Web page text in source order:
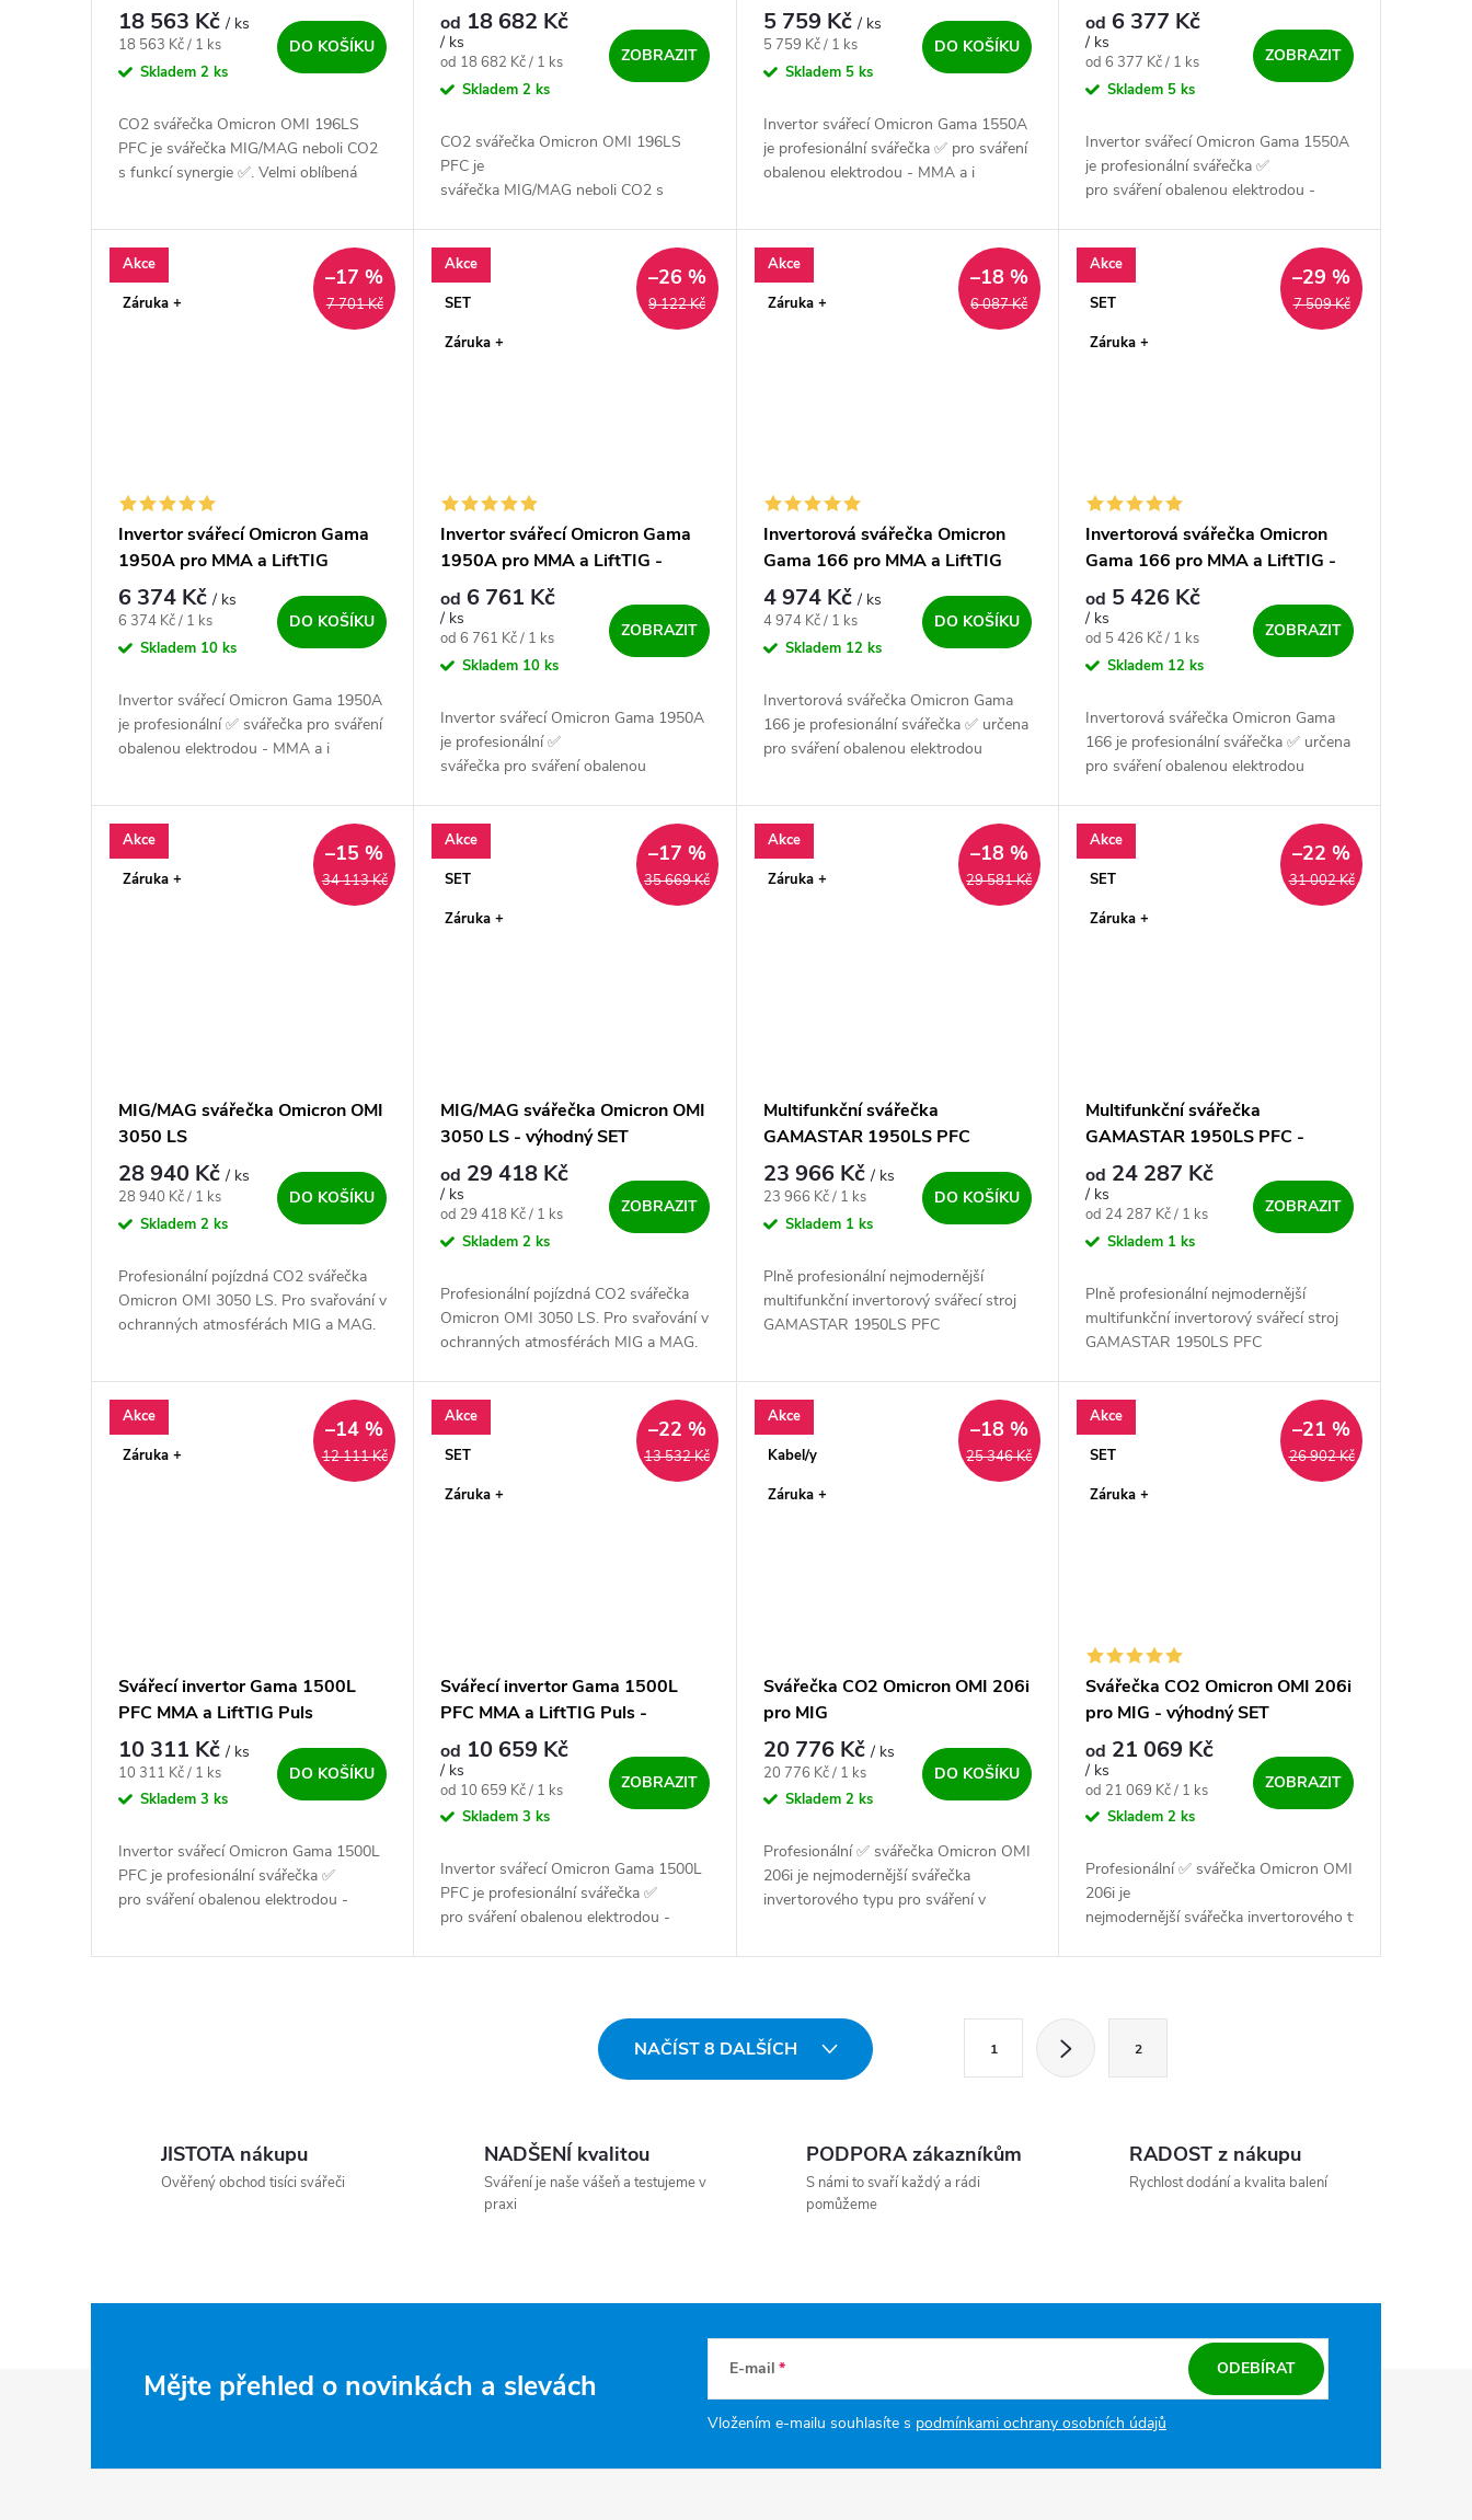
18 563 Kč/ ks
Měrná cena:
18 563 Kč / 1 ks
Skladem 2 ks
DO KOŠÍKU
CO2 svářečka Omicron OMI 196LS
PFC je svářečka MIG/MAG neboli CO2
s funkcí synergie ✅. Velmi oblíbená
Vysoce...
výhodný SET
od 18 682 Kč
/ ks
Měrná cena:
od 18 682 Kč / 1 ks
Skladem2 ks
ZOBRAZIT
CO2 svářečka Omicron OMI 196LS
PFC je
svářečka MIG/MAG neboli CO2 s
domácnosti a lehkou výrobu
✅. Vysoce...
5 759 Kč/ ks
Měrná cena:
5 759 Kč / 1 ks
Skladem 5 ks
DO KOŠÍKU
Invertor svářecí Omicron Gama 1550A
je profesionální svářečka ✅ pro sváření
obalenou elektrodou - MMA a i
výhodný SET
od 6 377 Kč
/ ks
Měrná cena:
od 6 377 Kč / 1 ks
Skladem 5 ks
ZOBRAZIT
Invertor svářecí Omicron Gama 1550A
je profesionální svářečka ✅
pro sváření obalenou elektrodou -
všechny...
Akce
Záruka +
7 701 Kč
–17 %
Invertor svářecí Omicron Gama
1950A pro MMA a LiftTIG
6 374 Kč/ ks
Měrná cena:
6 374 Kč / 1 ks
Skladem 10 ks
DO KOŠÍKU
Invertor svářecí Omicron Gama 1950A
je profesionální ✅ svářečka pro sváření
obalenou elektrodou - MMA a i
Akce
SET
Záruka +
9 122 Kč
–26 %
Invertor svářecí Omicron Gama
1950A pro MMA a LiftTIG -
výhodný SET
od 6 761 Kč
/ ks
Měrná cena:
od 6 761 Kč / 1 ks
Skladem 10 ks
ZOBRAZIT
Invertor svářecí Omicron Gama 1950A
je profesionální ✅
svářečka pro sváření obalenou
vysoce spolehlivý zdroj pro...
Akce
Záruka +
6 087 Kč
–18 %
Invertorová svářečka Omicron
Gama 166 pro MMA a LiftTIG
4 974 Kč/ ks
Měrná cena:
4 974 Kč / 1 ks
Skladem 12 ks
DO KOŠÍKU
Invertorová svářečka Omicron Gama
166 je profesionální svářečka ✅ určena
pro sváření obalenou elektrodou
Akce
SET
Záruka +
7 509 Kč
–29 %
Invertorová svářečka Omicron
Gama 166 pro MMA a LiftTIG -
výhodný SET
od 5 426 Kč
/ ks
Měrná cena:
od 5 426 Kč / 1 ks
Skladem 12 ks
ZOBRAZIT
Invertorová svářečka Omicron Gama
166 je profesionální svářečka ✅ určena
pro sváření obalenou elektrodou
Akce
Záruka +
34 113 Kč
–15 %
MIG/MAG svářečka Omicron OMI
3050 LS
28 940 Kč/ ks
Měrná cena:
28 940 Kč / 1 ks
Skladem 2 ks
DO KOŠÍKU
Profesionální pojízdná CO2 svářečka
Omicron OMI 3050 LS. Pro svařování v
ochranných atmosférách MIG a MAG.
Akce
SET
Záruka +
35 669 Kč
–17 %
MIG/MAG svářečka Omicron OMI
3050 LS - výhodný SET
od 29 418 Kč
/ ks
Měrná cena:
od 29 418 Kč / 1 ks
Skladem2 ks
ZOBRAZIT
Profesionální pojízdná CO2 svářečka
Omicron OMI 3050 LS. Pro svařování v
ochranných atmosférách MIG a MAG.
Akce
Záruka +
29 581 Kč
–18 %
Multifunkční svářečka
GAMASTAR 1950LS PFC
23 966 Kč/ ks
Měrná cena:
23 966 Kč / 1 ks
Skladem 1 ks
DO KOŠÍKU
Plně profesionální nejmodernější
multifunkční invertorový svářecí stroj
GAMASTAR 1950LS PFC
kolečkách....
Akce
SET
Záruka +
31 002 Kč
–22 %
Multifunkční svářečka
GAMASTAR 1950LS PFC -
výhodný SET
od 24 287 Kč
/ ks
Měrná cena:
od 24 287 Kč / 1 ks
Skladem 1 ks
ZOBRAZIT
Plně profesionální nejmodernější
multifunkční invertorový svářecí stroj
GAMASTAR 1950LS PFC
kolečkách....
Akce
Záruka +
12 111 Kč
–14 %
Svářecí invertor Gama 1500L
PFC MMA a LiftTIG Puls
10 311 Kč/ ks
Měrná cena:
10 311 Kč / 1 ks
Skladem 3 ks
DO KOŠÍKU
Invertor svářecí Omicron Gama 1500L
PFC je profesionální svářečka ✅
pro sváření obalenou elektrodou -
Akce
SET
Záruka +
13 532 Kč
–22 %
Svářecí invertor Gama 1500L
PFC MMA a LiftTIG Puls -
výhodný SET
od 10 659 Kč
/ ks
Měrná cena:
od 10 659 Kč / 1 ks
Skladem3 ks
ZOBRAZIT
Invertor svářecí Omicron Gama 1500L
PFC je profesionální svářečka ✅
pro sváření obalenou elektrodou -
Akce
Kabel/y
Záruka +
25 346 Kč
–18 %
Svářečka CO2 Omicron OMI 206i
pro MIG
20 776 Kč/ ks
Měrná cena:
20 776 Kč / 1 ks
Skladem 2 ks
DO KOŠÍKU
Profesionální ✅ svářečka Omicron OMI
206i je nejmodernější svářečka
invertorového typu pro sváření v
Akce
SET
Záruka +
26 902 Kč
–21 %
Svářečka CO2 Omicron OMI 206i
pro MIG - výhodný SET
od 21 069 Kč
/ ks
Měrná cena:
od 21 069 Kč / 1 ks
Skladem 2 ks
ZOBRAZIT
Profesionální ✅ svářečka Omicron OMI
206i je
nejmodernější svářečka invertorového typu pro sváření v
NAČÍST 8 DALŠÍCH Stránkování
1 2
JISTOTA nákupu
Ověřený obchod tisíci svářeči
NADŠENÍ kvalitou
Sváření je naše vášeň a testujeme v
praxi
PODPORA zákazníkům
S námi to svaří každý a rádi
pomůžeme
RADOST z nákupu
Rychlost dodání a kvalita balení
Mějte přehled o novinkách a slevách E-mail
Vložením e-mailu souhlasíte s podmínkami ochrany osobních údajů
ODEBÍRAT